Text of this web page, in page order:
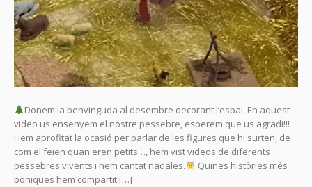
Donem la benvinguda al desembre decorant l’espai. En aquest
video us ensenyem el nostre pessebre, esperem que us agradi!!!
Hem aprofitat la ocasió per parlar de les figures que hi surten, de
com el feien quan eren petits…, hem vist videos de diferents
pessebres vivents i hem cantat nadales.
Quines històries més
boniques hem compartit […]